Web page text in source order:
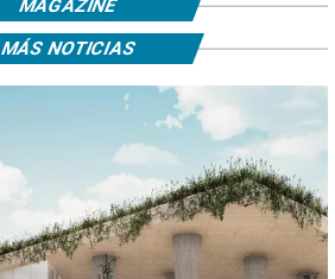
MAGAZINE
MÁS NOTICIAS